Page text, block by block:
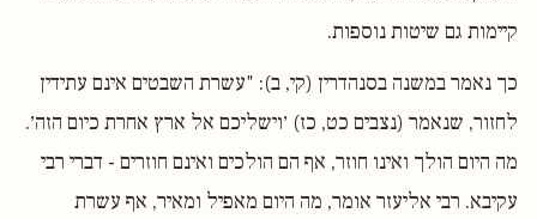
קיימות גם שיטות נוספות.
כך נאמר במשנה בסנהדרין (קי, ב): "עשרת השבטים אינם עתידין
לחזור, שנאמר (נצבים כט, כז) ׳וישליכם אל ארץ אחרת כיום הזה׳.
מה היום הולך ואינו חוזר, אף הם הולכים ואינם חוזרים - דברי רבי
עקיבא. רבי אליעזר אומר, מה היום מאפיל ומאיר, אף עשרת